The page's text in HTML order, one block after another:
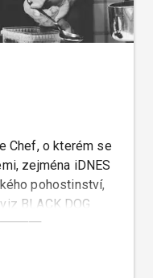
Chef, o kterém se
zejména iDNES
pohostinství,
BLACK DOG
najmout k
na vašem